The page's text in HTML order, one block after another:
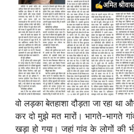
वो लड़का बेतहाशा दौड़ता जा रहा था
कर दो मुझे मत मारों। भागते-भागते
खड़ा हो गया। जहां गांव के लोगों की